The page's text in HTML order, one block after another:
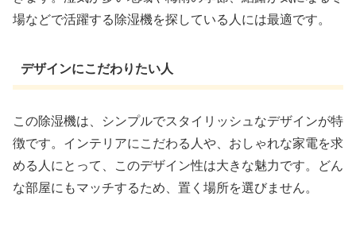
場などで活躍する除湿機を探している人には最適です。
デザインにこだわりたい人
この除湿機は、シンプルでスタイリッシュなデザインが特
徴です。インテリアにこだわる人や、おしゃれな家電を求
める人にとって、このデザイン性は大きな魅力です。どん
な部屋にもマッチするため、置く場所を選びません。